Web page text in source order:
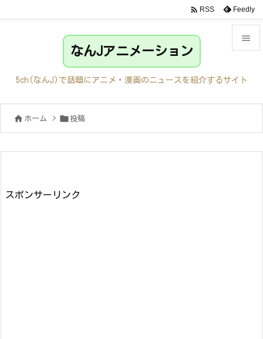

サイド
前へ

 RSS Feedly
なんJアニメーション
5ch(なんJ)で話題にアニメ・漫画のニュースを紹介するサイト
 ホーム >  投稿
スポンサーリンク